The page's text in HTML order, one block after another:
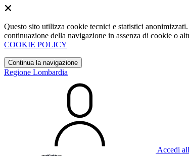
Questo sito utilizza cookie tecnici e statistici
continuazione della navigazione in assenza di cookie o
COOKIE POLICY
Continua la navigazione
Regione Lombardia
Accedi